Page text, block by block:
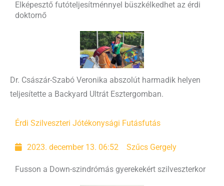
Elképesztő futóteljesítménnyel büszkélkedhet az érdi
doktornő
Dr. Császár-Szabó Veronika abszolút harmadik helyen
teljesítette a Backyard Ultrát Esztergomban.
Érdi Szilveszteri Jótékonysági Futásfutás
2023. december 13. 06:52 Szűcs Gergely
Fusson a Down-szindrómás gyerekekért szilveszterkor